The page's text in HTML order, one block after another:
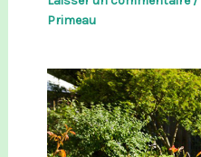
Primeau